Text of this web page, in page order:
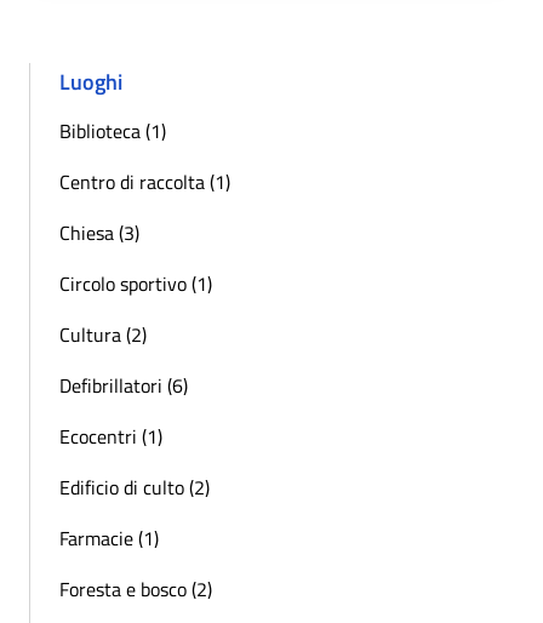
Luoghi
Biblioteca (1)
Centro di raccolta (1)
Chiesa (3)
Circolo sportivo (1)
Cultura (2)
Defibrillatori (6)
Ecocentri (1)
Edificio di culto (2)
Farmacie (1)
Foresta e bosco (2)